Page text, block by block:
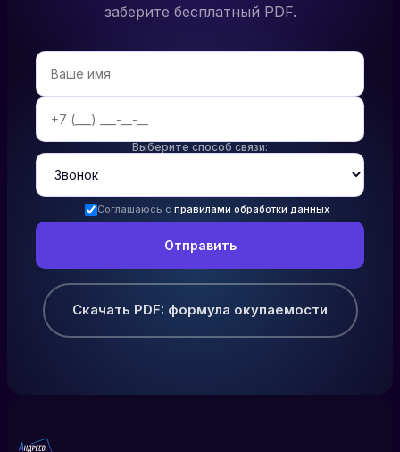
заберите бесплатный PDF.
Выберите способ связи:
Соглашаюсь с правилами обработки данных
Скачать PDF: формула окупаемости